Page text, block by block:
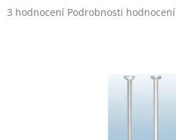
Průměrné
3 hodnocení Podrobnosti hodnocení